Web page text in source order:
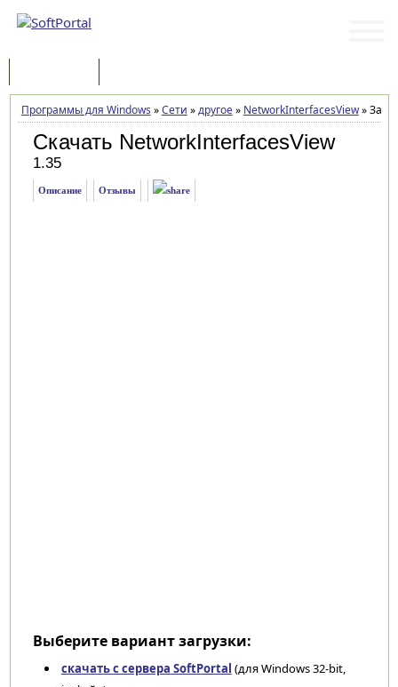
Программы для Windows »Сети »другое» NetworkInterfacesView»
Скачать NetworkInterfacesView
1.35
Описание Отзывы
Выберите вариант загрузки:
скачать с сервера SoftPortal (для Windows 32-bit,